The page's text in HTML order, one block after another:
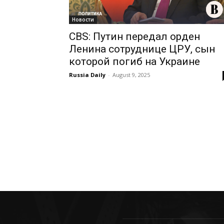
Новости
CBS: Путин передал орден
Ленина сотруднице ЦРУ, сын
которой погиб на Украине
Russia Daily - August 9, 2025